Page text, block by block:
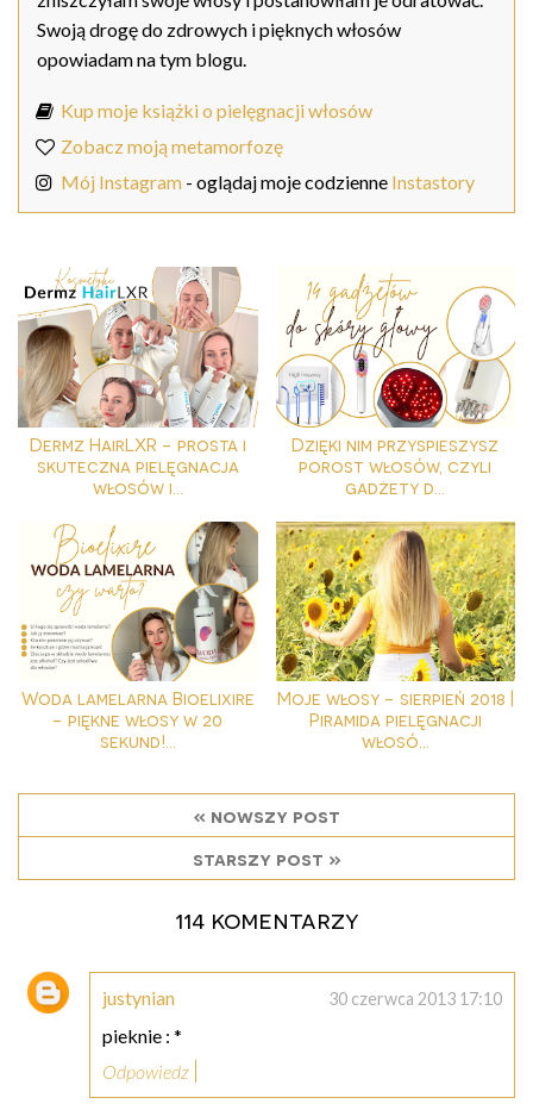
Swoją drogę do zdrowych i pięknych włosów
opowiadam na tym blogu.
Kup moje książki o pielęgnacji włosów
Zobacz moją metamorfozę
Mój Instagram - oglądaj moje codzienne Instastory
Dermz HairLXR - prosta i
skuteczna pielęgnacja
włosów i...
Dzięki nim przyspieszysz
porost włosów, czyli
gadżety d...
Woda lamelarna Bioelixire
- piękne włosy w 20
sekund!...
Moje włosy - sierpień 2018 |
Piramida pielęgnacji
włosó...
« nowszy post
starszy post »
114 komentarzy
justynian 30 czerwca 2013 17:10
pieknie : *
Odpowiedz